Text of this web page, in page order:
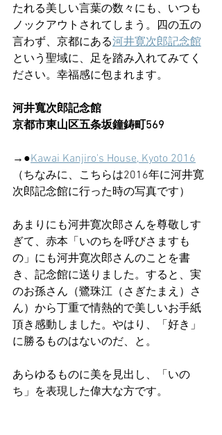
たれる美しい言葉の数々にも、いつも
ノックアウトされてしまう。四の五の
言わず、京都にある河井寛次郎記念館
という聖域に、足を踏み入れてみてく
ださい。幸福感に包まれます。
河井寬次郎記念館
京都市東山区五条坂鐘鋳町569
→●Kawai Kanjiro's House, Kyoto 2016
（ちなみに、こちらは2016年に河井寛
次郎記念館に行った時の写真です）
あまりにも河井寛次郎さんを尊敬しす
ぎて、赤本「いのちを呼びさますも
の」にも河井寛次郎さんのことを書
き、記念館に送りました。すると、実
のお孫さん（鷺珠江（さぎたまえ）さ
ん）から丁重で情熱的で美しいお手紙
頂き感動しました。やはり、「好き」
に勝るものはないのだ、と。
あらゆるものに美を見出し、「いの
ち」を表現した偉大な方です。